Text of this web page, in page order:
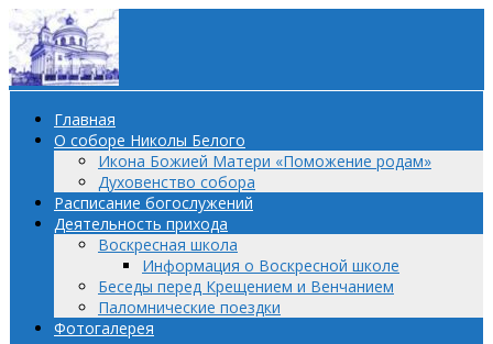
Главная
О соборе Николы Белого
Икона Божией Матери «Поможение родам»
Духовенство собора
Расписание богослужений
Деятельность прихода
Воскресная школа
Информация о Воскресной школе
Беседы перед Крещением и Венчанием
Паломнические поездки
Фотогалерея